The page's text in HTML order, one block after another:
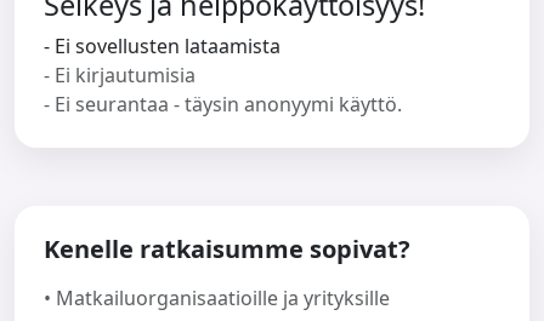
- Ei sovellusten lataamista
- Ei kirjautumisia
- Ei seurantaa - täysin anonyymi käyttö.
Kenelle ratkaisumme sopivat?
• Matkailuorganisaatioille ja yrityksille